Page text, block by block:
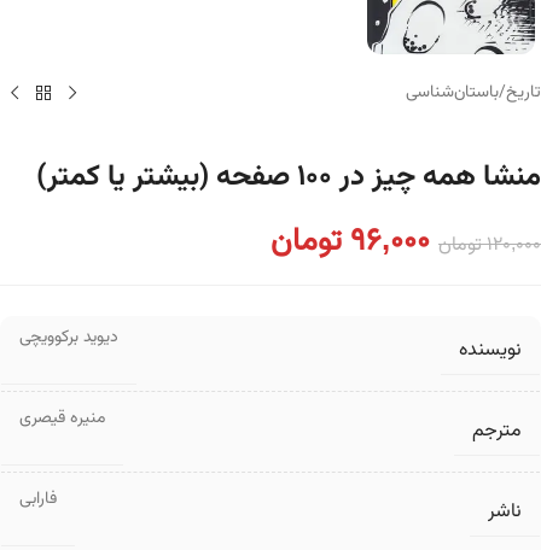
تاریخ/باستان‌شناسی
منشا همه چیز در ۱۰۰ صفحه (بیشتر یا کمتر)
120,000تومان 96,000تومان
نویسنده دیوید برکوویچی
مترجم منیره قیصری
ناشر فارابی